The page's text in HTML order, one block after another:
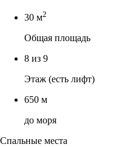
30 м2
Общая площадь
8 из 9
Этаж (есть лифт)
650 м
до моря
Спальные места